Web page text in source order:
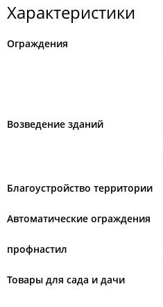
Характеристики
Ограждения
Возведение зданий
Благоустройство территории
Автоматические ограждения
профнастил
Товары для сада и дачи